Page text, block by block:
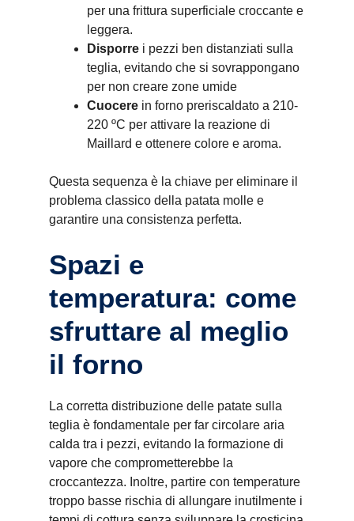
per una frittura superficiale croccante e
leggera.
Disporre i pezzi ben distanziati sulla
teglia, evitando che si sovrappongano
per non creare zone umide
Cuocere in forno preriscaldato a 210-
220 ºC per attivare la reazione di
Maillard e ottenere colore e aroma.
Questa sequenza è la chiave per eliminare il
problema classico della patata molle e
garantire una consistenza perfetta.
Spazi e
temperatura: come
sfruttare al meglio
il forno
La corretta distribuzione delle patate sulla
teglia è fondamentale per far circolare aria
calda tra i pezzi, evitando la formazione di
vapore che comprometterebbe la
croccantezza. Inoltre, partire con temperature
troppo basse rischia di allungare inutilmente i